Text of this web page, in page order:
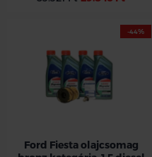
-44%
Ford Fiesta olajcsomag